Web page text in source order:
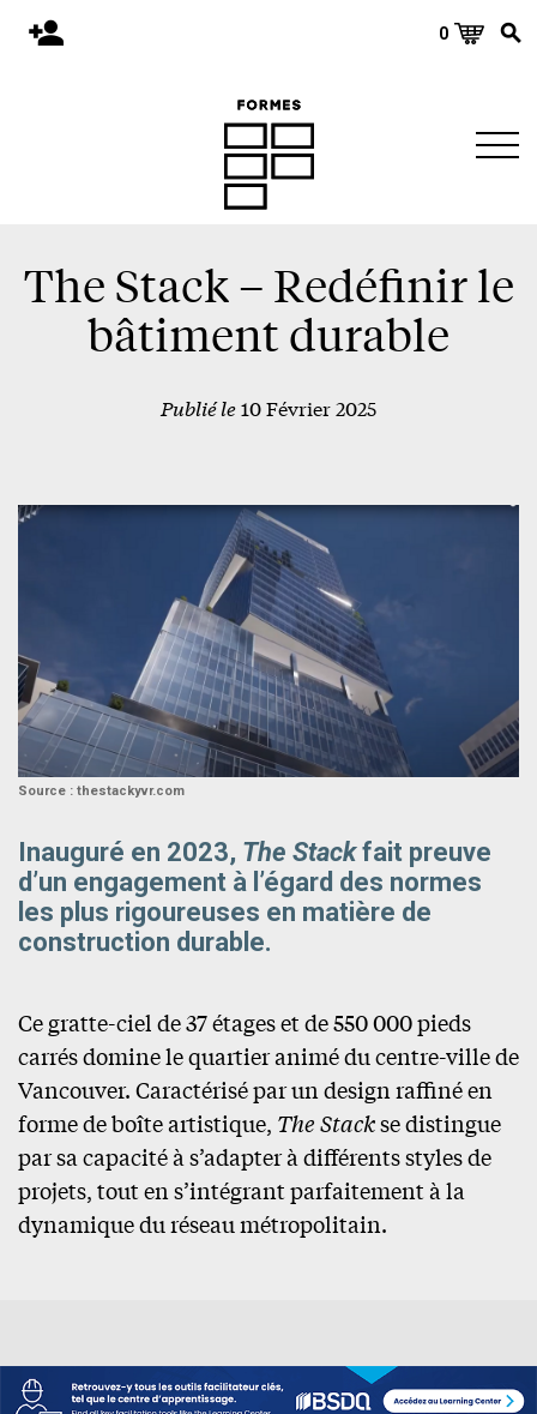
0
Matériaux
Environnement
Nous joindre
The Stack – Redéfinir le
bâtiment durable
Publié le10 Février 2025
Source : thestackyvr.com
Inauguré en 2023, The Stackfait preuve
d’un engagement à l’égard des normes
les plus rigoureuses en matière de
construction durable.
Ce gratte-ciel de 37 étages et de 550 000 pieds
carrés domine le quartier animé du centre-ville de
Vancouver. Caractérisé par un design raffiné en
forme de boîte artistique, The Stackse distingue
par sa capacité à s’adapter à différents styles de
projets, tout en s’intégrant parfaitement à la
dynamique du réseau métropolitain.